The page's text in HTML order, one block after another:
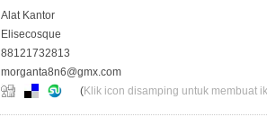
Alat Kantor
Elisecosque
88121732813
morganta8n6@gmx.com
(Klik icon disamping untuk membuat